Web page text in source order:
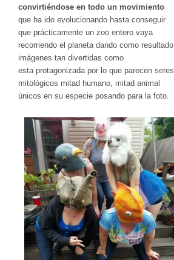
convirtiéndose en todo un movimiento
que ha ido evolucionando hasta conseguir
que prácticamente un zoo entero vaya
recorriendo el planeta dando como resultado
imágenes tan divertidas como
esta protagonizada por lo que parecen seres
mitológicos mitad humano, mitad animal
únicos en su especie posando para la foto.